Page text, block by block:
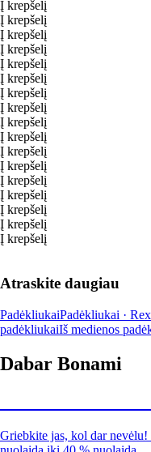
Į krepšelį
Į krepšelį
Į krepšelį
Į krepšelį
Į krepšelį
Į krepšelį
Į krepšelį
Į krepšelį
Į krepšelį
Į krepšelį
Į krepšelį
Į krepšelį
Į krepšelį
Į krepšelį
Į krepšelį
Į krepšelį
Į krepšelį
Atraskite daugiau
PadėkliukaiPadėkliukai ·
padėkliukaiIš medienos
Dabar Bonami
Griebkite jas, kol dar